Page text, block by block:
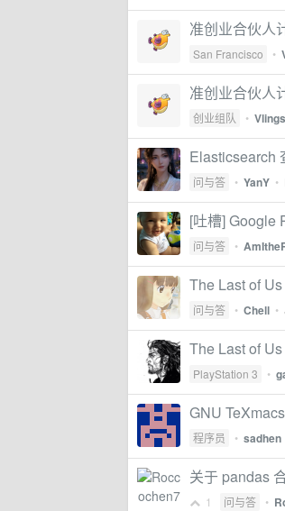
准创业合伙人
San Francisco •
准创业合伙人
创业组队 • Vlings
Elasticsearch
问与答 • YanY •
[吐槽] Google
问与答 •
The Last of
问与答 • Chell •
The Last of
PlayStation 3 •
GNU
程序员 • sadhen
关于 pandas
1 问与答 •